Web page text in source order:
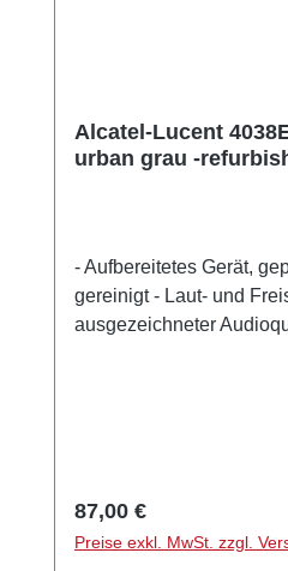
Alcatel-Lucent
urban grau -
- Aufbereitetes Gerät,
gereinigt - Laut- und Freisprechen in
ausgezeichneter
abhängig)
Tastatur 1GB Ethernet-
Regulärer Preis:
87,00 €
Preise exkl. MwSt. zzgl.